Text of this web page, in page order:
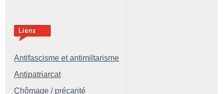
Antifascisme et antimiltarisme
Antipatriarcat
Chômage / précarité